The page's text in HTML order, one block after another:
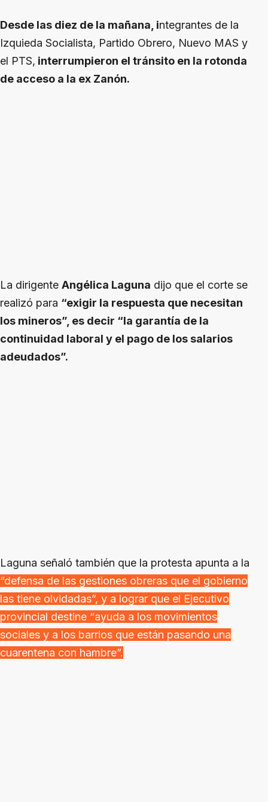
Desde las diez de la mañana, integrantes de la
Izquieda Socialista, Partido Obrero, Nuevo MAS y
el PTS, interrumpieron el tránsito en la rotonda
de acceso a la ex Zanón.
La dirigente Angélica Laguna dijo que el corte se
realizó para “exigir la respuesta que necesitan
los mineros”, es decir “la garantía de la
continuidad laboral y el pago de los salarios
adeudados”.
Laguna señaló también que la protesta apunta a la
“defensa de las gestiones obreras que el gobierno
las tiene olvidadas”, y a lograr que el Ejecutivo
provincial destine “ayuda a los movimientos
sociales y a los barrios que están pasando una
cuarentena con hambre”.